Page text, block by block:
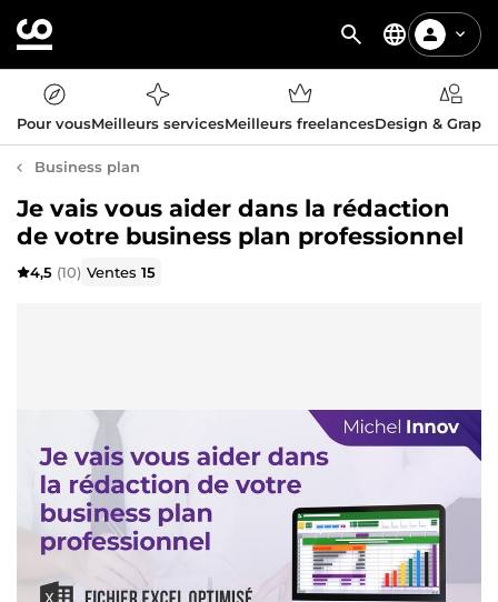
Pour vousMeilleurs servicesMeilleurs freelancesDesign &
Business plan
Je vais vous aider dans la rédaction
de votre business plan professionnel
4,5 (10) Ventes15